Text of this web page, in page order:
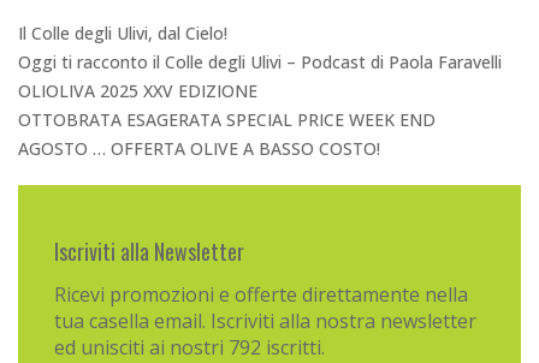
Il Colle degli Ulivi, dal Cielo!
Oggi ti racconto il Colle degli Ulivi – Podcast di Paola Faravelli
OLIOLIVA 2025 XXV EDIZIONE
OTTOBRATA ESAGERATA SPECIAL PRICE WEEK END
AGOSTO … OFFERTA OLIVE A BASSO COSTO!
Iscriviti alla Newsletter
Ricevi promozioni e offerte direttamente nella
tua casella email. Iscriviti alla nostra newsletter
ed unisciti ai nostri 792 iscritti.